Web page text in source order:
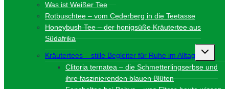
Was ist Weißer Tee
Rotbuschtee – vom Cederberg in die Teetasse
Honeybush Tee – der honigsüße Kräutertee aus
Südafrika
Kräutertees – stille Begleiter für Ruhe im Alltag
Clitoria ternatea – die Schmetterlingserbse und
ihre faszinierenden blauen Blüten